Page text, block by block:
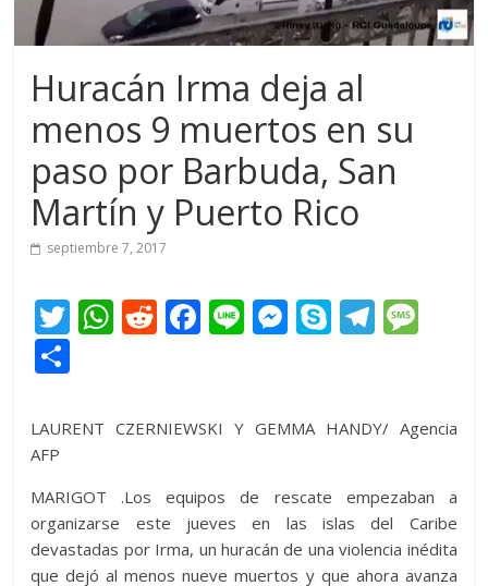
Huracán Irma deja al
menos 9 muertos en su
paso por Barbuda, San
Martín y Puerto Rico
septiembre 7, 2017
T
er
W
s
p
p
R
di
F
b
o
k
Li M
e
g
er
S
p
T
gr
m
a
e
m
ar
ti
r
LAURENT CZERNIEWSKI Y GEMMA HANDY/ Agencia
AFP
MARIGOT .Los equipos de rescate empezaban a
organizarse este jueves en las islas del Caribe
devastadas por Irma, un huracán de una violencia inédita
que dejó al menos nueve muertos y que ahora avanza